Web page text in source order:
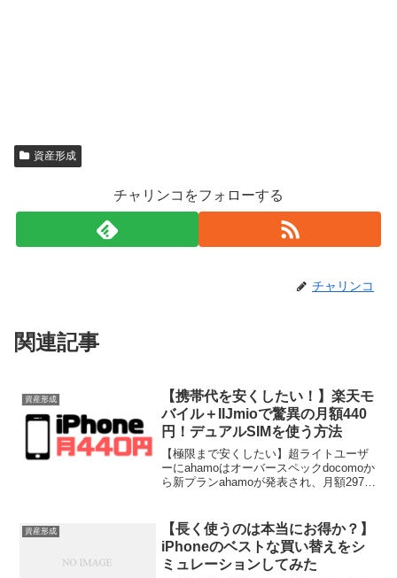
資産形成
チャリンコをフォローする
チャリンコ
関連記事
資産形成
【携帯代を安くしたい！】楽天モ
バイル＋IIJmioで驚異の月額440
円！デュアルSIMを使う方法
【極限まで安くしたい】超ライトユーザ
ーにahamoはオーバースペックdocomoか
ら新プランahamoが発表され、月額2970
たりこれはいい機会！と思ったのです
が...
資産形成
【長く使うのは本当にお得か？】
iPhoneのベストな買い替えをシ
ミュレーションしてみた